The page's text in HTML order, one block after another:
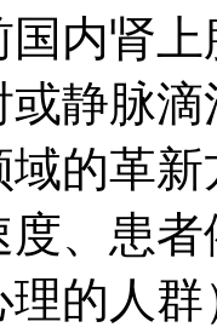
国内肾
静脉
的革
、患
的人